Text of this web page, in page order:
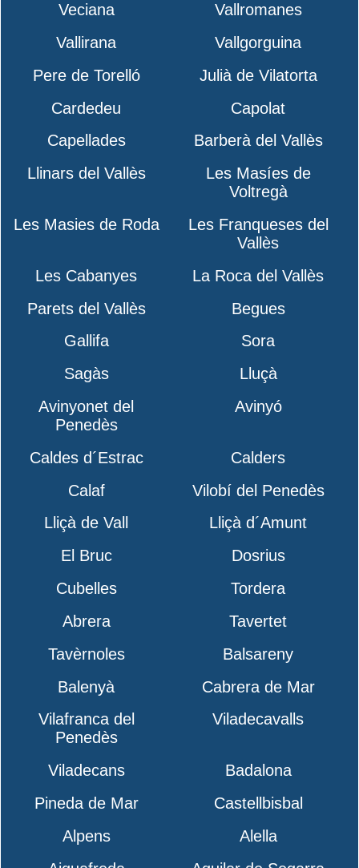
Veciana
Vallromanes
Vallirana
Vallgorguina
Pere de Torelló
Julià de Vilatorta
Cardedeu
Capolat
Capellades
Barberà del Vallès
Llinars del Vallès
Les Masíes de
Voltregà
Les Masies de Roda
Les Franqueses del
Vallès
Les Cabanyes
La Roca del Vallès
Parets del Vallès
Begues
Gallifa
Sora
Sagàs
Lluçà
Avinyonet del
Penedès
Avinyó
Caldes d´Estrac
Calders
Calaf
Vilobí del Penedès
Lliçà de Vall
Lliçà d´Amunt
El Bruc
Dosrius
Cubelles
Tordera
Abrera
Tavertet
Tavèrnoles
Balsareny
Balenyà
Cabrera de Mar
Vilafranca del
Penedès
Viladecavalls
Viladecans
Badalona
Pineda de Mar
Castellbisbal
Alpens
Alella